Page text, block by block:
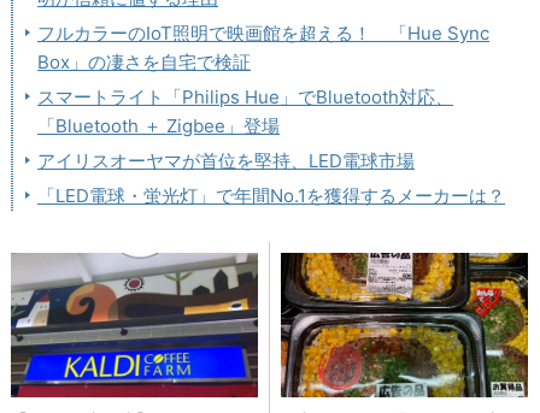
フルカラーのIoT照明で映画館を超える！ 「Hue Sync
Box」の凄さを自宅で検証
スマートライト「Philips Hue」でBluetooth対応、
「Bluetooth ＋ Zigbee」登場
アイリスオーヤマが首位を堅持、LED電球市場
「LED電球・蛍光灯」で年間No.1を獲得するメーカーは？